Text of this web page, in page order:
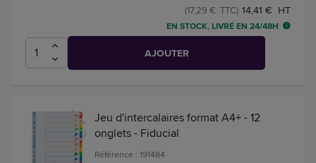
14,41 € HT
(17,29 € TTC)
EN STOCK, LIVRÉ EN 24/48H
AJOUTER
Jeu d'intercalaires format A4+ - 12
onglets - Fiducial
Référence : 191484